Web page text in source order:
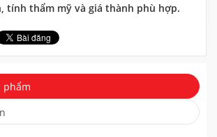
tính thẩm mỹ và giá thành phù hợp.
phẩm